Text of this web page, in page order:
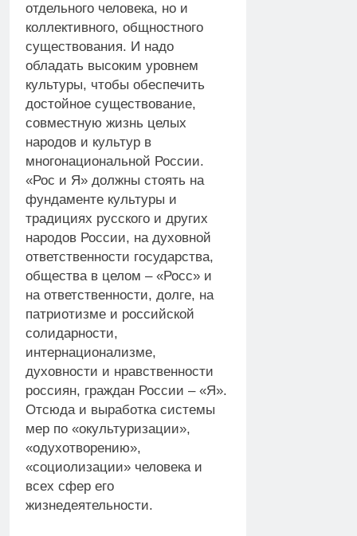
отдельного человека, но и
коллективного, общностного
существования. И надо
обладать высоким уровнем
культуры, чтобы обеспечить
достойное существование,
совместную жизнь целых
народов и культур в
многонациональной России.
«Рос и Я» должны стоять на
фундаменте культуры и
традициях русского и других
народов России, на духовной
ответственности государства,
общества в целом – «Росс» и
на ответственности, долге, на
патриотизме и российской
солидарности,
интернационализме,
духовности и нравственности
россиян, граждан России – «Я».
Отсюда и выработка системы
мер по «окультуризации»,
«одухотворению»,
«социолизации» человека и
всех сфер его
жизнедеятельности.